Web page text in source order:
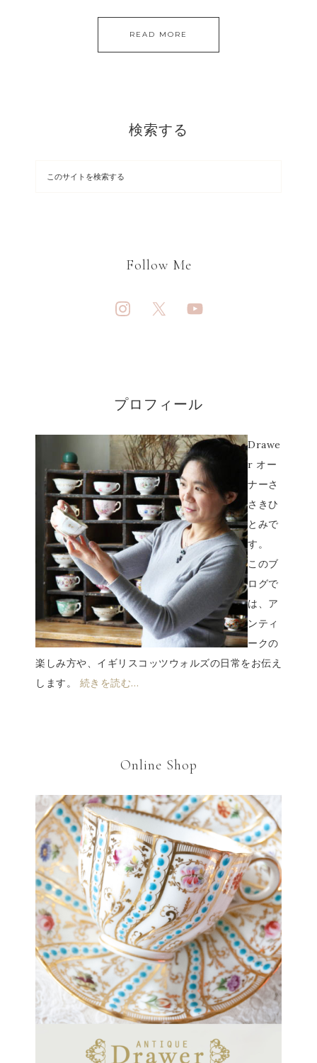
READ MORE
検索する
Follow Me
プロフィール
Drawe
r オー
ナーさ
さきひ
とみで
す。
このブ
ログで
は、ア
ンティ
ークの
楽しみ方や、イギリスコッツウォルズの日常をお伝え
します。 続きを読む…
Online Shop